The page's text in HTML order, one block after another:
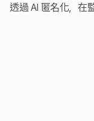
透過 AI 匿名化，在